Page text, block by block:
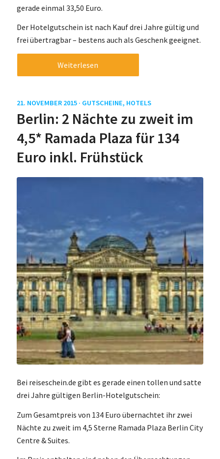
gerade einmal 33,50 Euro.
Der Hotelgutschein ist nach Kauf drei Jahre gültig und
frei übertragbar – bestens auch als Geschenk geeignet.
Weiterlesen
21. NOVEMBER 2015 · GUTSCHEINE, HOTELS
Berlin: 2 Nächte zu zweit im
4,5* Ramada Plaza für 134
Euro inkl. Frühstück
Bei reiseschein.de gibt es gerade einen tollen und satte
drei Jahre gültigen Berlin-Hotelgutschein:
Zum Gesamtpreis von 134 Euro übernachtet ihr zwei
Nächte zu zweit im 4,5 Sterne Ramada Plaza Berlin City
Centre & Suites.